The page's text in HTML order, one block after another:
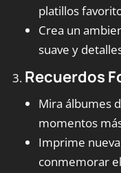
platillos
Crea un
suave y
Recuerdos
Mira álbumes
momentos
Imprime
conmemorar